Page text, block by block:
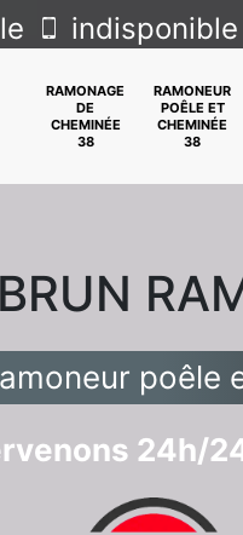
indisponible
RAMONAGE
DE
CHEMINÉE
38
RAMONEUR
POÊLE ET
CHEMINÉE
38
BRUN
poêle
24h/